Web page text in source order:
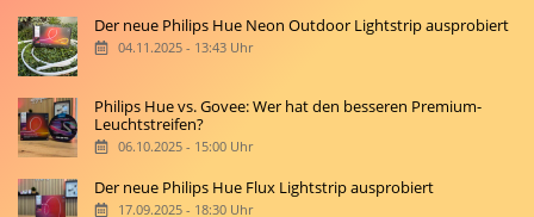
Der neue Philips Hue Neon Outdoor Lightstrip ausprobiert
04.11.2025 - 13:43 Uhr
Philips Hue vs. Govee: Wer hat den besseren Premium-
Leuchtstreifen?
06.10.2025 - 15:00 Uhr
Der neue Philips Hue Flux Lightstrip ausprobiert
17.09.2025 - 18:30 Uhr